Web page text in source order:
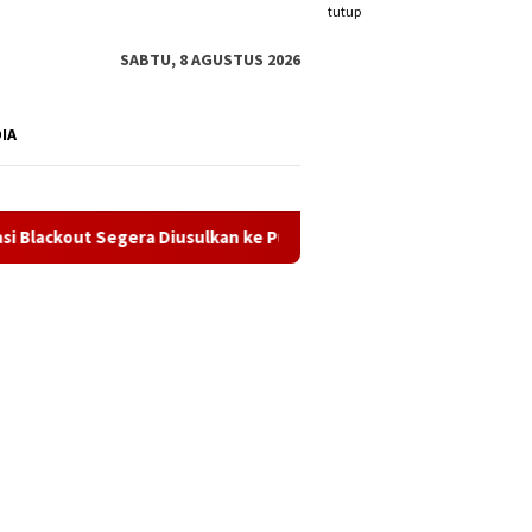
tutup
SABTU, 8 AGUSTUS 2026
Diusulkan ke Pusat Semarak HUT ke-81 RI, Imigrasi